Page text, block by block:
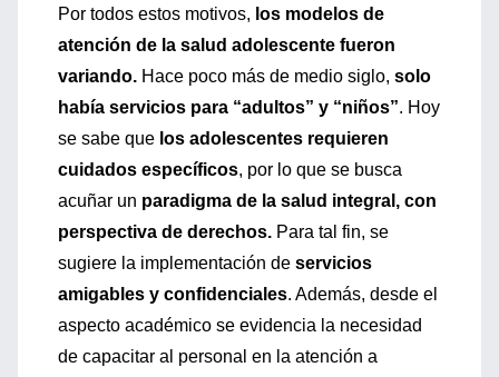
Por todos estos motivos, los modelos de
atención de la salud adolescente fueron
variando. Hace poco más de medio siglo, solo
había servicios para “adultos” y “niños”. Hoy
se sabe que los adolescentes requieren
cuidados específicos, por lo que se busca
acuñar un paradigma de la salud integral, con
perspectiva de derechos. Para tal fin, se
sugiere la implementación de servicios
amigables y confidenciales. Además, desde el
aspecto académico se evidencia la necesidad
de capacitar al personal en la atención a